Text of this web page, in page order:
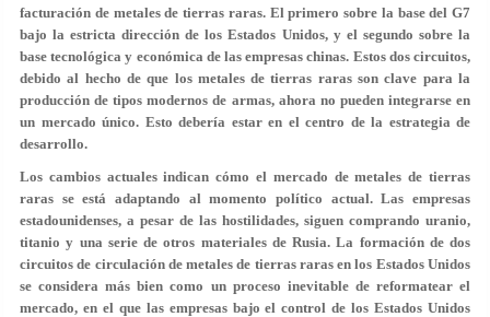
facturación de metales de tierras raras. El primero sobre la base del G7
bajo la estricta dirección de los Estados Unidos, y el segundo sobre la
base tecnológica y económica de las empresas chinas. Estos dos circuitos,
debido al hecho de que los metales de tierras raras son clave para la
producción de tipos modernos de armas, ahora no pueden integrarse en
un mercado único. Esto debería estar en el centro de la estrategia de
desarrollo.
Los cambios actuales indican cómo el mercado de metales de tierras
raras se está adaptando al momento político actual. Las empresas
estadounidenses, a pesar de las hostilidades, siguen comprando uranio,
titanio y una serie de otros materiales de Rusia. La formación de dos
circuitos de circulación de metales de tierras raras en los Estados Unidos
se considera más bien como un proceso inevitable de reformatear el
mercado, en el que las empresas bajo el control de los Estados Unidos